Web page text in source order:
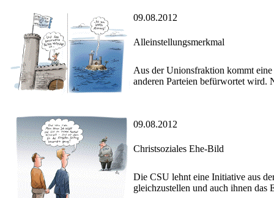
09.08.2012
Alleinstellungsmerkmal
Aus der Unionsfraktion kommt
anderen Parteien befürwortet wird.
09.08.2012
Christsoziales Ehe-Bild
Die CSU lehnt eine Initiative aus
gleichzustellen und auch ihnen das